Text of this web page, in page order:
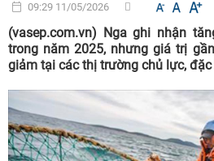
09:29 11/05/2026
(vasep.com.vn) Nga ghi nhận
trong năm 2025, nhưng giá trị
giảm tại các thị trường chủ lực, đặc